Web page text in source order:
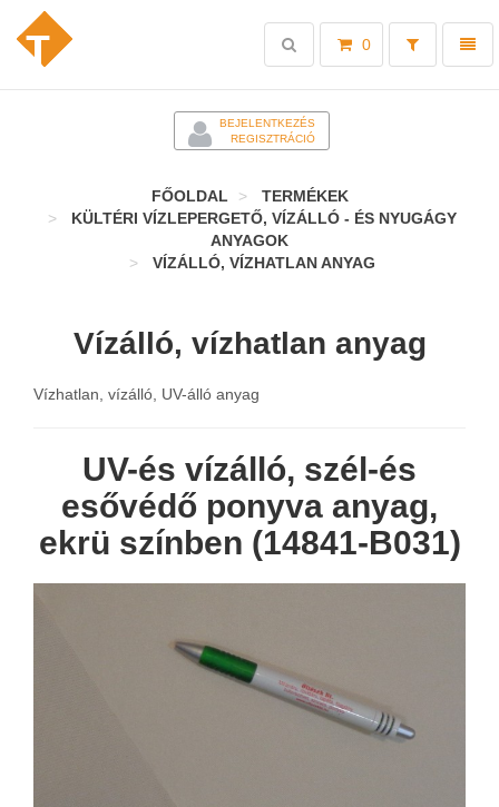
Toggle
0
Toggle
search
BEJELENTKEZÉS
REGISZTRÁCIÓ
FŐOLDAL
TERMÉKEK
KÜLTÉRI VÍZLEPERGETŐ, VÍZÁLLÓ - ÉS NYUGÁGY
ANYAGOK
VÍZÁLLÓ, VÍZHATLAN ANYAG
Vízálló, vízhatlan anyag
Vízhatlan, vízálló, UV-álló anyag
UV-és vízálló, szél-és
esővédő ponyva anyag,
ekrü színben (14841-B031)